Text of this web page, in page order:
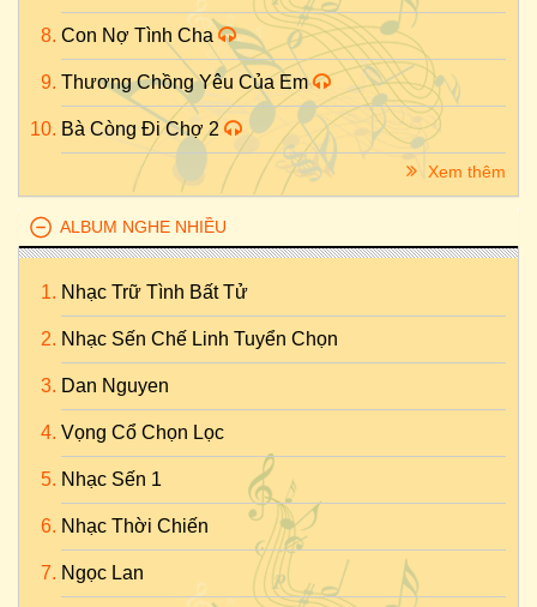
Con Nợ Tình Cha
Thương Chồng Yêu Của Em
Bà Còng Đi Chợ 2
Xem thêm
ALBUM NGHE NHIỀU
Nhạc Trữ Tình Bất Tử
Nhạc Sến Chế Linh Tuyển Chọn
Dan Nguyen
Vọng Cổ Chọn Lọc
Nhạc Sến 1
Nhạc Thời Chiến
Ngọc Lan